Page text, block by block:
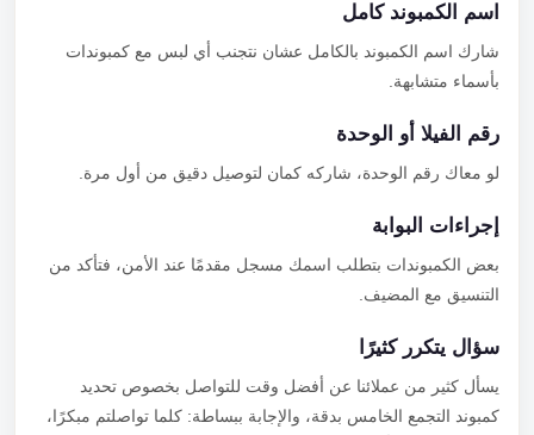
اسم الكمبوند كامل
شارك اسم الكمبوند بالكامل عشان نتجنب أي لبس مع كمبوندات
بأسماء متشابهة.
رقم الفيلا أو الوحدة
لو معاك رقم الوحدة، شاركه كمان لتوصيل دقيق من أول مرة.
إجراءات البوابة
بعض الكمبوندات بتطلب اسمك مسجل مقدمًا عند الأمن، فتأكد من
التنسيق مع المضيف.
سؤال يتكرر كثيرًا
يسأل كثير من عملائنا عن أفضل وقت للتواصل بخصوص تحديد
كمبوند التجمع الخامس بدقة، والإجابة ببساطة: كلما تواصلتم مبكرًا،